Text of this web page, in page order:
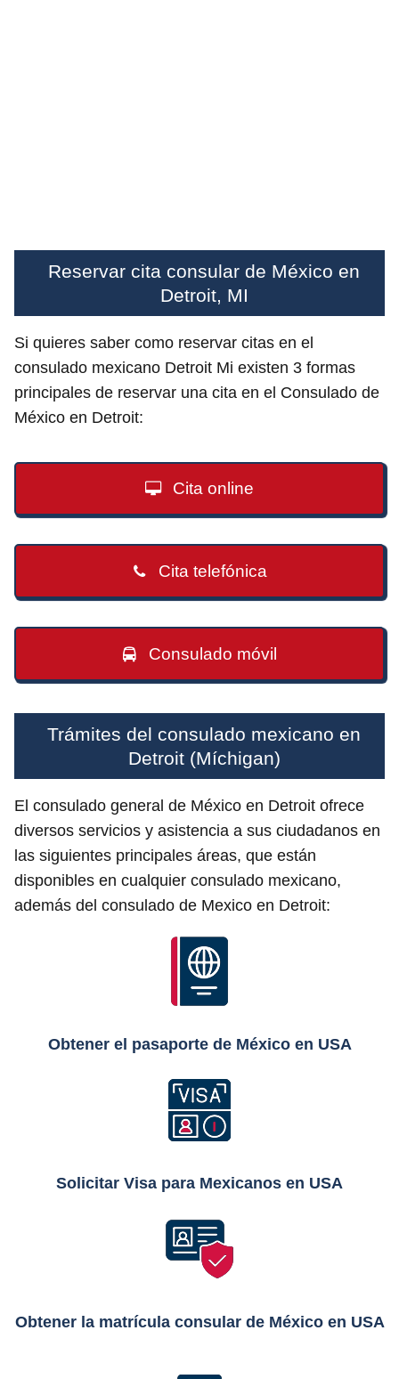
Reservar cita consular de México en
Detroit, MI
Si quieres saber como reservar citas en el
consulado mexicano Detroit Mi existen 3 formas
principales de reservar una cita en el Consulado de
México en Detroit:
Cita online
Cita telefónica
Consulado móvil
Trámites del consulado mexicano en
Detroit (Míchigan)
El consulado general de México en Detroit ofrece
diversos servicios y asistencia a sus ciudadanos en
las siguientes principales áreas, que están
disponibles en cualquier consulado mexicano,
además del consulado de Mexico en Detroit:
Obtener el pasaporte de México en USA
Solicitar Visa para Mexicanos en USA
Obtener la matrícula consular de México en USA